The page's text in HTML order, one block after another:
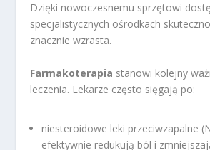
Dzięki nowoczesnemu sprzętowi
specjalistycznych ośrodkach
znacznie wzrasta.
Farmakoterapia stanowi kolejny
leczenia. Lekarze często sięgają po:
niesteroidowe leki przeciwzapalne
efektywnie redukują ból i